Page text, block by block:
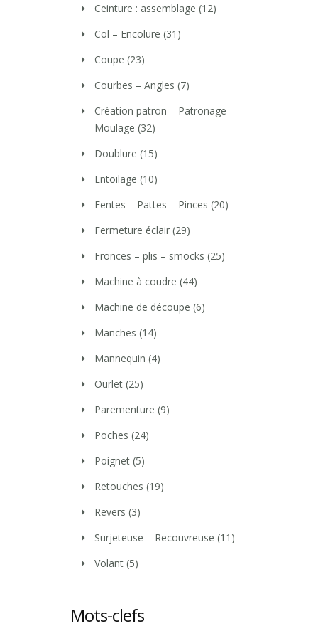
Ceinture : assemblage (12)
Col – Encolure (31)
Coupe (23)
Courbes – Angles (7)
Création patron – Patronage –
Moulage (32)
Doublure (15)
Entoilage (10)
Fentes – Pattes – Pinces (20)
Fermeture éclair (29)
Fronces – plis – smocks (25)
Machine à coudre (44)
Machine de découpe (6)
Manches (14)
Mannequin (4)
Ourlet (25)
Parementure (9)
Poches (24)
Poignet (5)
Retouches (19)
Revers (3)
Surjeteuse – Recouvreuse (11)
Volant (5)
Mots-clefs